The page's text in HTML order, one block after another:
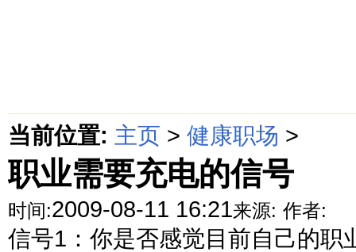
当前位置: 主页 > 健康职场 >
职业需要充电的信号
时间:2009-08-11 16:21来源: 作者:
信号1：你是否感觉目前自己的